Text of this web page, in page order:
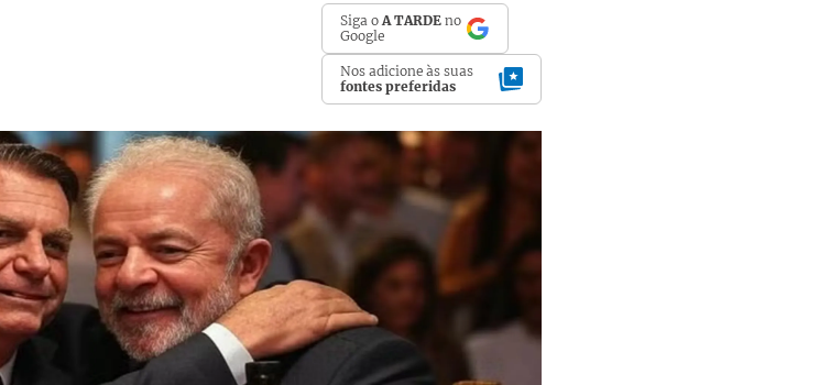
Siga oA TARDE no
Google
Nos adicione às suas
fontes preferidas